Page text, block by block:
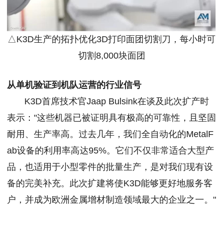
△K3D生产的拓扑优化3D打印面团切割刀，每小时可
切割8,000块面团
从单机验证到机队运营的行业信号
K3D首席技术官Jaap Bulsink在谈及此次扩产时
表示："这些机器已被证明具有极高的可靠性，且坚固
耐用、生产率高。过去几年，我们全自动化的MetalF
ab设备的利用率高达95%。它们不仅非常适合大型产
品，也适用于小型零件的批量生产，是对我们现有设
备的完美补充。此次扩建将使K3D能够更好地服务客
户，并成为欧洲金属增材制造领域最大的企业之一。"